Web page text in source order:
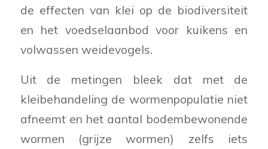
de effecten van klei op de biodiversiteit
en het voedselaanbod voor kuikens en
volwassen weidevogels.
Uit de metingen bleek dat met de
kleibehandeling de wormenpopulatie niet
afneemt en het aantal bodembewonende
wormen (grijze wormen) zelfs iets